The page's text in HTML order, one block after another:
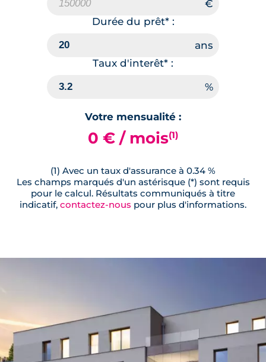
Durée du prêt* :
Taux d'interêt* :
Votre mensualité :
0 € / mois(1)
(1) Avec un taux d'assurance à 0.34 %
Les champs marqués d'un astérisque (*) sont requis
pour le calcul. Résultats communiqués à titre
indicatif, contactez-nous pour plus d'informations.